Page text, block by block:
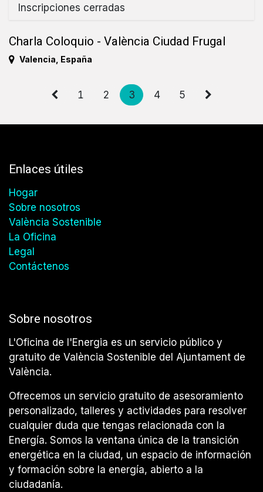
Inscripciones cerradas
Charla Coloquio - València Ciudad Frugal
Valencia España
1 2 3 4 5
Enlaces útiles
Hogar
Sobre nosotros
València Sostenible
La Oficina
Legal
Contáctenos
Sobre nosotros
L'Oficina de l'Energia es un servicio público y
gratuito de València Sostenible del Ajuntament de
València.
Ofrecemos un servicio gratuito de asesoramiento
personalizado, talleres y actividades para resolver
cualquier duda que tengas relacionada con la
Energía. Somos la ventana única de la transición
energética en la ciudad, un espacio de información
y formación sobre la energía, abierto a la
ciudadanía.